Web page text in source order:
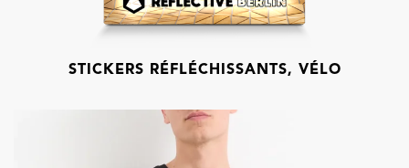
STICKERS RÉFLÉCHISSANTS, VÉLO